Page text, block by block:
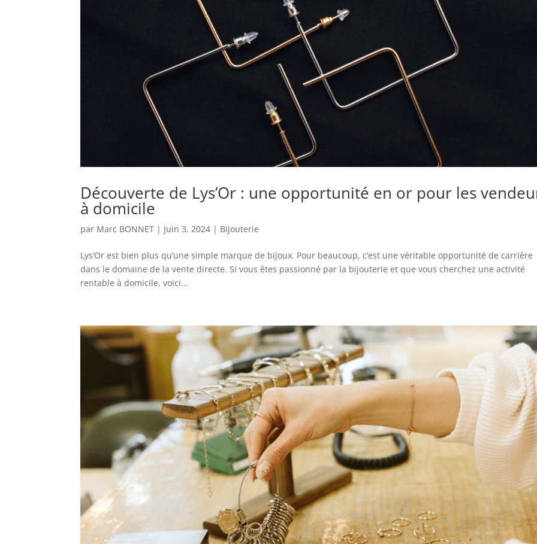
Découverte de Lys’Or : une opportunité en or pour les
à domicile
par Marc BONNET | Juin 3, 2024 | Bijouterie
Lys’Or est bien plus qu’une simple marque de bijoux. Pour beaucoup, c’est une véritable opportunité de carrière
dans le domaine de la vente directe. Si vous êtes passionné par la bijouterie et que vous cherchez une activité
rentable à domicile, voici...